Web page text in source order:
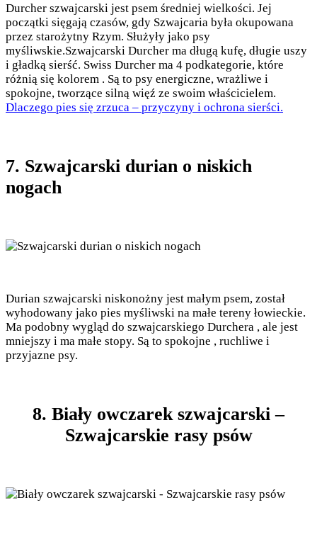
Durcher szwajcarski jest psem średniej wielkości. Jej
początki sięgają czasów, gdy Szwajcaria była okupowana
przez starożytny Rzym. Służyły jako psy
myśliwskie.Szwajcarski Durcher ma długą kufę, długie uszy
i gładką sierść. Swiss Durcher ma 4 podkategorie, które
różnią się kolorem . Są to psy energiczne, wrażliwe i
spokojne, tworzące silną więź ze swoim właścicielem.
Dlaczego pies się zrzuca – przyczyny i ochrona sierści.
7. Szwajcarski durian o niskich
nogach
Durian szwajcarski niskonożny jest małym psem, został
wyhodowany jako pies myśliwski na małe tereny łowieckie.
Ma podobny wygląd do szwajcarskiego Durchera , ale jest
mniejszy i ma małe stopy. Są to spokojne , ruchliwe i
przyjazne psy.
8. Biały owczarek szwajcarski –
Szwajcarskie rasy psów